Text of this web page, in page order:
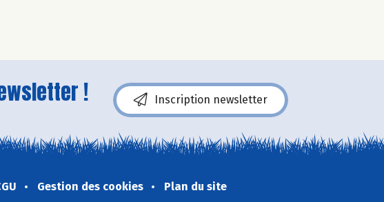
! Inscription newsletter
Gestion des cookies Plan du site